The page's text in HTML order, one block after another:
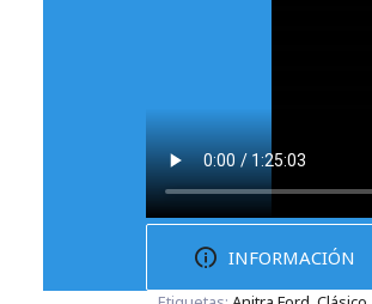
INFORMACIÓN